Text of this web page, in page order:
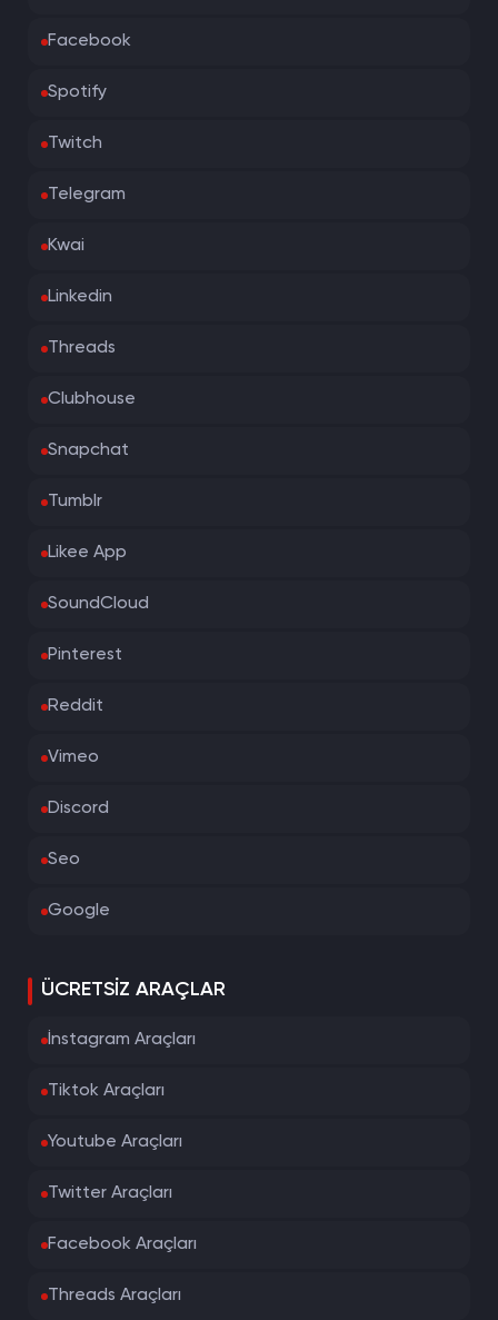
Facebook
Spotify
Twitch
Telegram
Kwai
Linkedin
Threads
Clubhouse
Snapchat
Tumblr
Likee App
SoundCloud
Pinterest
Reddit
Vimeo
Discord
Seo
Google
ÜCRETSIZ ARAÇLAR
İnstagram Araçları
Tiktok Araçları
Youtube Araçları
Twitter Araçları
Facebook Araçları
Threads Araçları